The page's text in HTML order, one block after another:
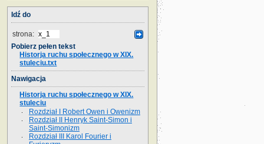
Idź do
strona:
Pobierz pełen tekst
Historja ruchu społecznego w XIX.
stuleciu.txt
Nawigacja
Historja ruchu społecznego w XIX.
stuleciu
Rozdział I Robert Owen i Owenizm
Rozdział II Henryk Saint-Simon i
Saint-Simonizm
Rozdział III Karol Fourier i